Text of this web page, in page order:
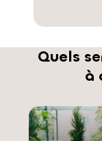
Quels
à